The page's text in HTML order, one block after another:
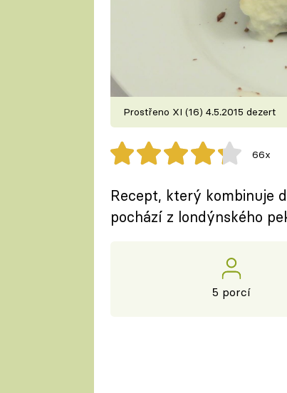
Prostřeno XI (16) 4.5.2015 dezert
66x
Recept, který kombinuje
pochází z londýnského
5 porcí